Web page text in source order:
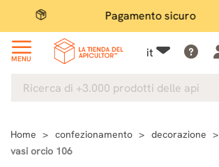
Pagamento sicuro
MENU it
Home confezionamento decorazione
vasi orcio 106